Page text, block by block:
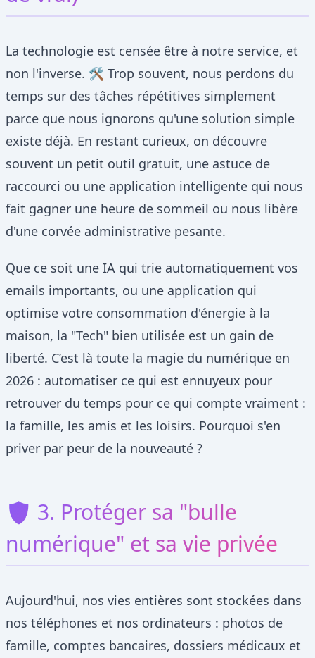
La technologie est censée être à notre service, et
non l'inverse. 🛠️ Trop souvent, nous perdons du
temps sur des tâches répétitives simplement
parce que nous ignorons qu'une solution simple
existe déjà. En restant curieux, on découvre
souvent un petit outil gratuit, une astuce de
raccourci ou une application intelligente qui nous
fait gagner une heure de sommeil ou nous libère
d'une corvée administrative pesante.
Que ce soit une IA qui trie automatiquement vos
emails importants, ou une application qui
optimise votre consommation d'énergie à la
maison, la "Tech" bien utilisée est un gain de
liberté. C’est là toute la magie du numérique en
2026 : automatiser ce qui est ennuyeux pour
retrouver du temps pour ce qui compte vraiment :
la famille, les amis et les loisirs. Pourquoi s'en
priver par peur de la nouveauté ?
🛡️ 3. Protéger sa "bulle
numérique" et sa vie privée
Aujourd'hui, nos vies entières sont stockées dans
nos téléphones et nos ordinateurs : photos de
famille, comptes bancaires, dossiers médicaux et